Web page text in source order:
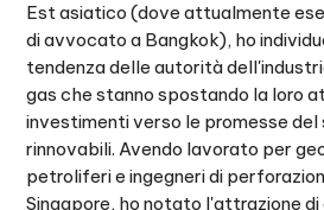
Est asiatico (dove attualmente
di avvocato a Bangkok), ho
tendenza delle autorità
gas che stanno spostando la loro
investimenti verso le promesse
rinnovabili. Avendo lavorato per
petroliferi e ingegneri di
Singapore, ho notato l'attrazione